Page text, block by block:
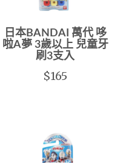
日本BANDAI 萬代 哆
啦A夢 3歲以上 兒童牙
刷3支入
$165